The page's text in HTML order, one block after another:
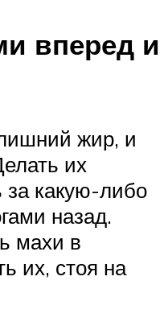
вперед и
жир, и
их
за какую-либо
назад.
махи в
их, стоя на